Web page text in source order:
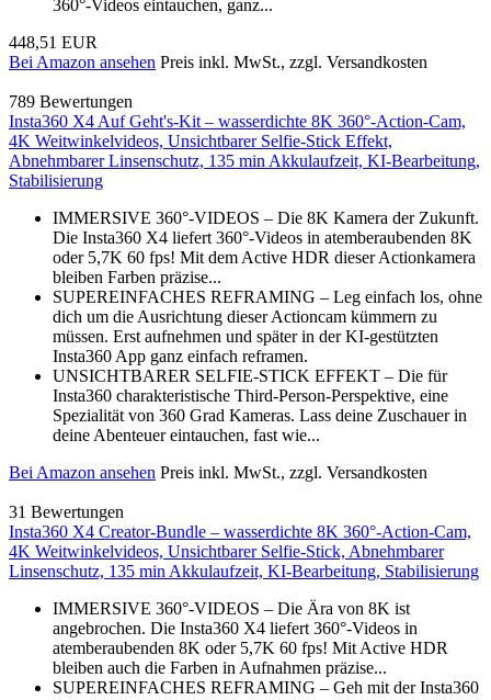
360°-Videos eintauchen, ganz...
448,51 EUR
Bei Amazon ansehen Preis inkl. MwSt., zzgl. Versandkosten
789 Bewertungen
Insta360 X4 Auf Geht's-Kit – wasserdichte 8K 360°-Action-Cam,
4K Weitwinkelvideos, Unsichtbarer Selfie-Stick Effekt,
Abnehmbarer Linsenschutz, 135 min Akkulaufzeit, KI-Bearbeitung,
Stabilisierung
IMMERSIVE 360°-VIDEOS – Die 8K Kamera der Zukunft.
Die Insta360 X4 liefert 360°-Videos in atemberaubenden 8K
oder 5,7K 60 fps! Mit dem Active HDR dieser Actionkamera
bleiben Farben präzise...
SUPEREINFACHES REFRAMING – Leg einfach los, ohne
dich um die Ausrichtung dieser Actioncam kümmern zu
müssen. Erst aufnehmen und später in der KI-gestützten
Insta360 App ganz einfach reframen.
UNSICHTBARER SELFIE-STICK EFFEKT – Die für
Insta360 charakteristische Third-Person-Perspektive, eine
Spezialität von 360 Grad Kameras. Lass deine Zuschauer in
deine Abenteuer eintauchen, fast wie...
Bei Amazon ansehen Preis inkl. MwSt., zzgl. Versandkosten
31 Bewertungen
Insta360 X4 Creator-Bundle – wasserdichte 8K 360°-Action-Cam,
4K Weitwinkelvideos, Unsichtbarer Selfie-Stick, Abnehmbarer
Linsenschutz, 135 min Akkulaufzeit, KI-Bearbeitung, Stabilisierung
IMMERSIVE 360°-VIDEOS – Die Ära von 8K ist
angebrochen. Die Insta360 X4 liefert 360°-Videos in
atemberaubenden 8K oder 5,7K 60 fps! Mit Active HDR
bleiben auch die Farben in Aufnahmen präzise...
SUPEREINFACHES REFRAMING – Geh mit der Insta360